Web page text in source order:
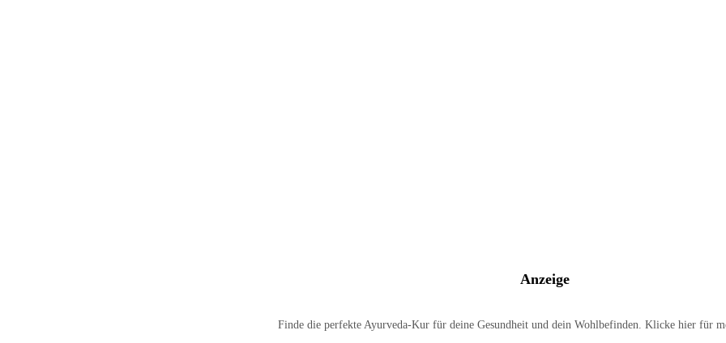
Anzeige
Finde die perfekte Ayurveda-Kur für deine Gesundheit und dein Wohlbefinden. Klicke hier für